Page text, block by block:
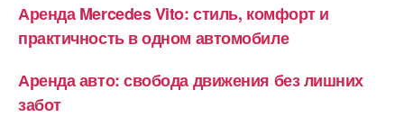
Аренда Mercedes Vito: стиль, комфорт и
практичность в одном автомобиле
Аренда авто: свобода движения без лишних
забот